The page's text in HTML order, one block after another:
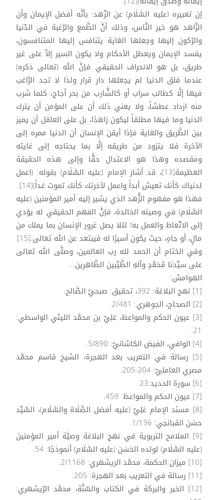
إن تعبيره (عليه السَّلَام) عن الزّهد: بأنَّه أفضل الإيمان وأن
الزَّاهد هو خير النَّاس، وذلك أنَّ الطَّمع والرّغبة في الدّنيا
والرّكون إليها وجعلها الغاية يتنافس إليها المتنافسون،
يفسد الإيمان ويعطل الأحكام ولا يكون السير إلاّ على غير
طريق، بل هو الانحراف الحقيقي فإنَّ الله (تعالى ذكره)
عندما فلق الدنيا لم يجعلها دار قرار ولذا لا تجد الرَّاغب
فيها إلَّا كطالب سراب أو كالشَّارب من بحر أجاج، كلما شرب
منه ازداد عطشاً، ولا يعني ذلك أن على المؤمن أن يترك
الدنيا وما فيها مطلقاً ليكون زاهدًا، بل على العاقل أن يميز
بين الطَّريق والغاية فإذا أيقن الإنسان أن الدنيا ممره إلى
الآخرة فلا يتزود من طريقه إلَّا بما يحتاجه إلى غايته
ومقصده وهذا هو الاعتدال حقًّا وإلى هذه الحقيقة
العظيمة[13]، قد أشار الإمام (عليه السَّلَام) بقوله: (اعمل
لدنياك كأنك تعيش أبداً واعمل لآخرتك كأنك تموت غداً)[14].
فهذا هو مفهوم الزُّهد الذي يشير إليه أمير المؤمنين (عليه
السَّلَام) في وصيته الخالدة، فإنَّ الفهم الحقيقي له يؤدي
إلى الاتّعاظ والعمل به؛ لئلا يصل غرور الإنسان بما يملك من
مالٍ، أو جاهٍ، حيث يكون أسيرًا له فيبتعد عن الله تعالى.[15]
وفي الختام أن الحمد لله رب العالمين، وصلَّى الله تعالى
على سيِّدنا مُحَمَّدٍ وآلهِ الطَّيِّبين الطَّاهِرِين...
الهوامش:
[1] نهج البلاغة: 392، تحقيق: صبحيّ الصَّالح.
[2] الصحاح، الجوهري: 2/481.
[3] عيون الحكم والمواعظ، عَلِيّ بن محمَّد الليثي الواسطي:
21.
[4] الوافي، الفيض الكاشانيّ: 5/890.
[5] رسالة في التعريب بعد الهجرة، الشيخ قاسم محمَّد
مصري العامليّ: 204-205.
[6] سورة الحديد:23.
[7] عيون الحكم والمواعظ: 459.
[8] مسنَد الإمام عَلِيّ (عليه أفضل الصَّلَاة والسَّلَام)، السَّيِّد
حسَن القبانجي: 1/136.
[9] الملامح التربوية في نهج البلاغة وصيَّة أمير المؤمنين
(عليه السَّلَام) لولده الحَسَن (عليه السَّلَام) أنموذجًا: 54.
[10] ميزان الحكمة، محمَّد الريشهري: 2/1168.
[11] رسالة في التعريب بعد الهجرة: 205.
[12] الخير والبركة في الكتاب والسّنَّة، محمَّد الرّيشهري: